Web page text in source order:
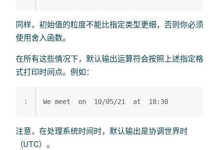
同样，初始值的粒度不能比指定类型更细，否则你必须
使用舍入函数。
在所有这些情况下，默认输出运算符会按照上述指定格
式打印时间点。例如：
1
注意，在处理系统时间时，默认输出是协调世界时
（UTC）。